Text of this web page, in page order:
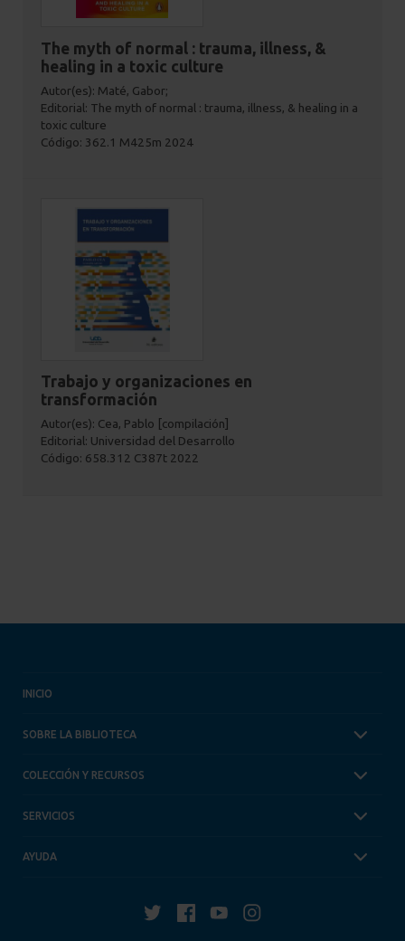
The myth of normal : trauma, illness, &
healing in a toxic culture
Autor(es): Maté, Gabor;
Editorial: The myth of normal : trauma, illness, & healing in a
toxic culture
Código: 362.1 M425m 2024
Trabajo y organizaciones en
transformación
Autor(es): Cea, Pablo [compilación]
Editorial: Universidad del Desarrollo
Código: 658.312 C387t 2022
INICIO
SOBRE LA BIBLIOTECA
COLECCIÓN Y RECURSOS
SERVICIOS
AYUDA
Twitter FacebookYouTubeInstagram